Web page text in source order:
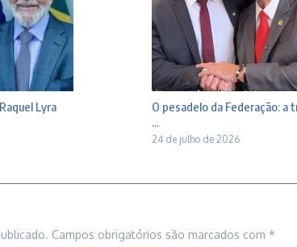
Lyra
O pesadelo da Federação: a
...
24 de julho de 2026
Campos obrigatórios são marcados com *